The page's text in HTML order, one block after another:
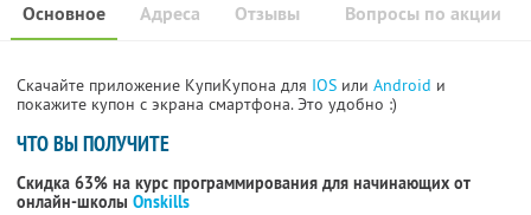
Основное Отзывы Вопросы по акции
Адреса
Скачайте приложение КупиКупона для IOS или Android и
покажите купон с экрана смартфона. Это удобно :)
ЧТО ВЫ ПОЛУЧИТЕ
Скидка 63% на курс программирования для начинающих от
онлайн-школы Onskills